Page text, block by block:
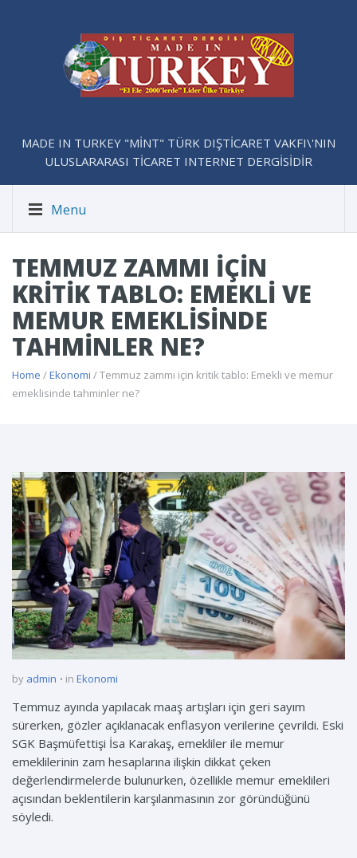
MADE IN TURKEY "MİNT" TÜRK DIŞTİCARET VAKFI\'NIN
ULUSLARARASI TİCARET INTERNET DERGİSİDİR
Menu
TEMMUZ ZAMMI IÇIN
KRITIK TABLO: EMEKLI VE
MEMUR EMEKLISINDE
TAHMINLER NE?
Home /Ekonomi / Temmuz zammı için kritik tablo: Emekli ve memur
emeklisinde tahminler ne?
by admin in Ekonomi
Temmuz ayında yapılacak maaş artışları için geri sayım
sürerken, gözler açıklanacak enflasyon verilerine çevrildi. Eski
SGK Başmüfettişi İsa Karakaş, emekliler ile memur
emeklilerinin zam hesaplarına ilişkin dikkat çeken
değerlendirmelerde bulunurken, özellikle memur emeklileri
açısından beklentilerin karşılanmasının zor göründüğünü
söyledi.